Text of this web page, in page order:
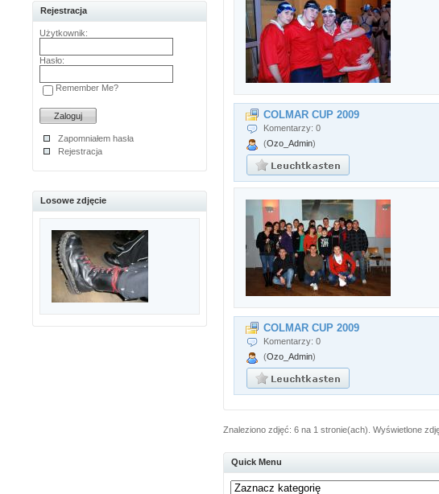
Rejestracja
Użytkownik:
Hasło:
Remember Me?
Zapomniałem hasła
Rejestracja
Losowe zdjęcie
COLMAR CUP 2009
Komentarzy: 0
(Ozo_Admin)
COLMAR CUP 2009
Komentarzy: 0
(Ozo_Admin)
Znaleziono zdjęć: 6 na 1 stronie(ach). Wyświetlone
Quick Menu